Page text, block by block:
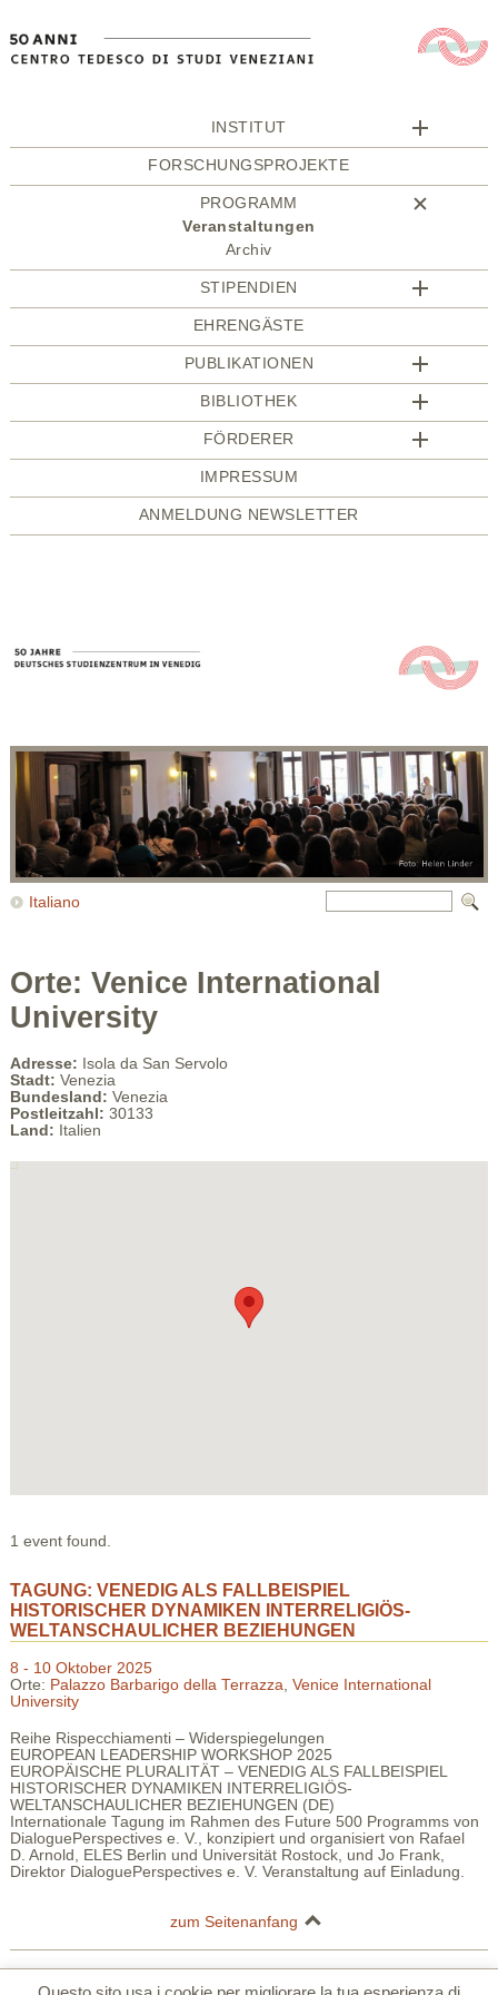
INSTITUT
FORSCHUNGSPROJEKTE
PROGRAMM
Veranstaltungen
Archiv
STIPENDIEN
EHRENGÄSTE
PUBLIKATIONEN
BIBLIOTHEK
FÖRDERER
IMPRESSUM
ANMELDUNG NEWSLETTER
Italiano
Orte: Venice International
University
Adresse: Isola da San Servolo
Stadt: Venezia
Bundesland: Venezia
Postleitzahl: 30133
Land: Italien
1 event found.
TAGUNG: VENEDIG ALS FALLBEISPIEL
HISTORISCHER DYNAMIKEN INTERRELIGIÖS-
WELTANSCHAULICHER BEZIEHUNGEN
8 - 10 Oktober 2025
Orte: Palazzo Barbarigo della Terrazza, Venice International
University
Reihe Rispecchiamenti – Widerspiegelungen
EUROPEAN LEADERSHIP WORKSHOP 2025
EUROPÄISCHE PLURALITÄT – VENEDIG ALS FALLBEISPIEL
HISTORISCHER DYNAMIKEN INTERRELIGIÖS-
WELTANSCHAULICHER BEZIEHUNGEN (DE)
Internationale Tagung im Rahmen des Future 500 Programms von
DialoguePerspectives e. V., konzipiert und organisiert von Rafael
D. Arnold, ELES Berlin und Universität Rostock, und Jo Frank,
Direktor DialoguePerspectives e. V. Veranstaltung auf Einladung.
zum Seitenanfang